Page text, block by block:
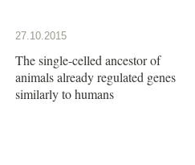
27.10.2015
The single-celled ancestor of
animals already regulated genes
similarly to humans